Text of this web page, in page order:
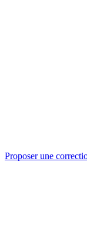
Proposer une